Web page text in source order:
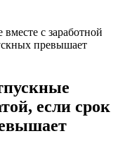
с заработной
превышает
если срок